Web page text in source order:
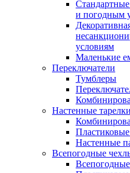
и погодным
условиям
Маленькие
Переключатели
Тумблеры
Настенные тарелки
Настенные
Всепогодные